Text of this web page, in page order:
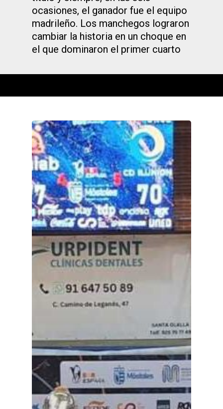
ocasiones, el ganador fue el equipo
madrileño. Los manchegos lograron
cambiar la historia en un choque en
el que dominaron el primer cuarto